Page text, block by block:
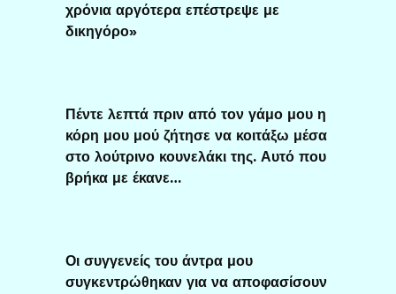
χρόνια αργότερα επέστρεψε με
δικηγόρο»
Πέντε λεπτά πριν από τον γάμο μου η
κόρη μου μού ζήτησε να κοιτάξω μέσα
στο λούτρινο κουνελάκι της. Αυτό που
βρήκα με έκανε…
Οι συγγενείς του άντρα μου
συγκεντρώθηκαν για να αποφασίσουν